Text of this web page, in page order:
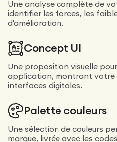
Une analyse complète de
identifier les forces, les
d'amélioration.
Concept UI
Une proposition visuelle
application, montrant votre
interfaces digitales.
Palette couleurs
Une sélection de couleurs
marque, livrée avec les